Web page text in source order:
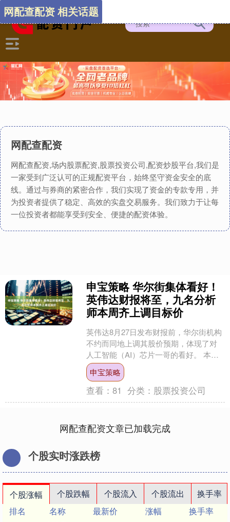
网配查配资
网配查配资,场内股票配资,股票投资公司,配资炒股平台,我们是
一家受到广泛认可的正规配资平台，始终坚守资金安全的底
线。通过与券商的紧密合作，我们实现了资金的专款专用，并
为投资者提供了稳定、高效的实盘交易服务。我们致力于让每
一位投资者都能享受到安全、便捷的配资体验。
网配查配资 相关话题
申宝策略 华尔街集体看好！
英伟达财报将至，九名分析
师本周齐上调目标价
英伟达8月27日发布财报前，华尔街机构
不约而同地上调其股价预期，体现了对
人工智能（AI）芯片一哥的看好。 本周
还没满四天，已有至少九名不同机构的
分析师提高了对这....
申宝策略
查看：81 分类： 股票投资公司
网配查配资文章已加载完成
个股实时涨跌榜
个股涨幅 个股跌幅 个股流入 个股流出
换手率
排名
名称 最新价 涨幅
换手率